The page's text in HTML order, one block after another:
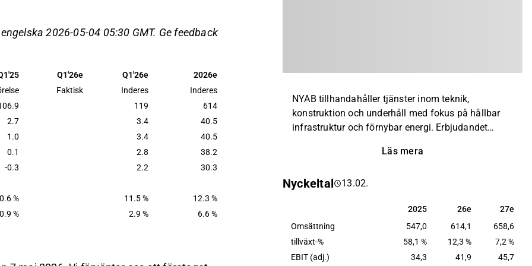
en EBIT-marginal på 2,9 %, trots
vilket kan påverka tillväxtutsikterna och
på Inderes
2026-05-04 05:30 GMT. Ge feedback
Q1'26e Q1'26e
2026e
Faktisk Inderes
Inderes
119
614
2.7 3.4
40.5
1.0 3.4
40.5
0.1 2.8
38.2
-0.3 2.2 30.3
% 11.5 %
12.3 %
0.9 % 2.9 % 6.6 %
NYAB tillhandahåller tjänster inom teknik,
konstruktion och underhåll med fokus på hållbar
infrastruktur och förnybar energi. Erbjudandet
och solkraft samt kraftnät. Dessutom
för industrikunder. NYAB är verksamt i Sverige och
Läs mera
Nyckeltal 13.02.
2025 26e 27e
2025 26e
27e
Omsättning
547,0 614,1
658,6
tillväxt-%
58,1 % 12,3 %
7,2 %
EBIT (adj.)
34,3 41,9
45,7